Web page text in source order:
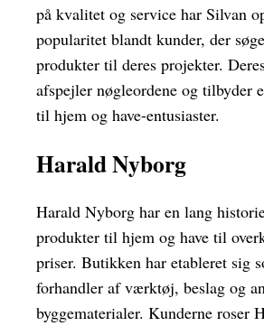
på kvalitet og service har Silvan
popularitet blandt kunder, der
produkter til deres projekter.
afspejler nøgleordene og tilbyder
til hjem og have-entusiaster.
Harald Nyborg
Harald Nyborg har en lang
produkter til hjem og have til
priser. Butikken har etableret sig
forhandler af værktøj, beslag og
byggematerialer. Kunderne roser